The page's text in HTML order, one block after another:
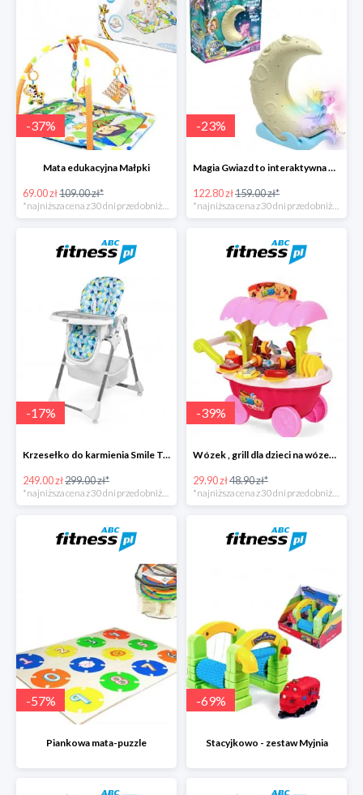
-37%
Mata edukacyjna Małpki
69.00 zł109.00 zł*
-23%
Magia Gwiazd to interaktywna gra od Epee
122.80 zł159.00 zł*
-17%
Krzesełko do karmienia Smile Trójkąty
249.00 zł299.00 zł*
*najniższa cena z 30 dni przed obniżką
-39%
Wózek , grill dla dzieci na wózeczku
29.90 zł48.90 zł*
*najniższa cena z 30 dni przed obniżką
-57%
Piankowa mata-puzzle
-69%
Stacyjkowo - zestaw Myjnia